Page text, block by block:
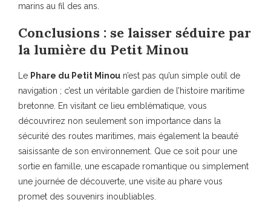
marins au fil des ans.
Conclusions : se laisser séduire par
la lumière du Petit Minou
Le Phare du Petit Minou n’est pas qu’un simple outil de
navigation ; c’est un véritable gardien de l’histoire maritime
bretonne. En visitant ce lieu emblématique, vous
découvrirez non seulement son importance dans la
sécurité des routes maritimes, mais également la beauté
saisissante de son environnement. Que ce soit pour une
sortie en famille, une escapade romantique ou simplement
une journée de découverte, une visite au phare vous
promet des souvenirs inoubliables.